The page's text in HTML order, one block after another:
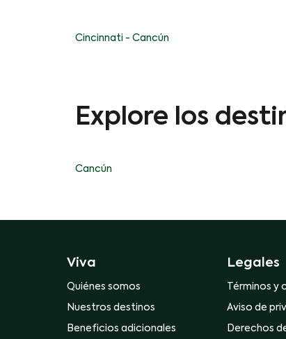
Cincinnati - Cancún
Explore los
Cancún
Viva
Quiénes somos
Nuestros destinos
Beneficios adicionales
Legales
Términos y
Aviso de
Derechos